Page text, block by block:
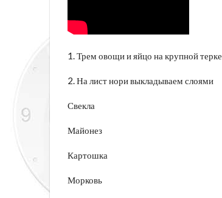
1. Трем овощи и яйцо на крупной терке
2. На лист нори выкладываем слоями
Свекла
Майонез
Картошка
Морковь